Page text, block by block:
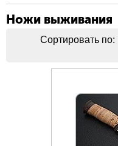
Ножи выживания
Сортировать по: